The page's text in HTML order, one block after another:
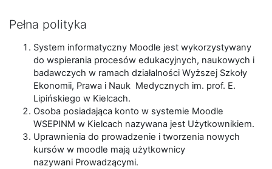
Pełna polityka
System informatyczny Moodle jest wykorzystywany
do wspierania procesów edukacyjnych, naukowych i
badawczych w ramach działalności Wyższej Szkoły
Ekonomii, Prawa i Nauk Medycznych im. prof. E.
Lipińskiego w Kielcach.
Osoba posiadająca konto w systemie Moodle
WSEPINM w Kielcach nazywana jest Użytkownikiem.
Uprawnienia do prowadzenie i tworzenia nowych
kursów w moodle mają użytkownicy
nazywani Prowadzącymi.